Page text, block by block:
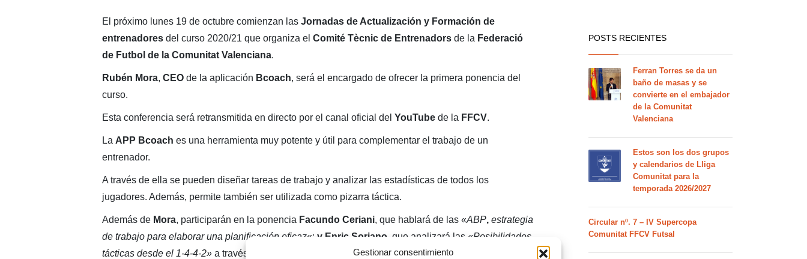
Gestionar consentimiento
El próximo lunes 19 de octubre comienzan las Jornadas de Actualización y Formación de
entrenadores del curso 2020/21 que organiza el Comité Tècnic de Entrenadorsde la Federació
de Futbol de la Comunitat Valenciana.
Rubén Mora, CEOde la aplicación Bcoach, será el encargado de ofrecer la primera ponencia del
curso.
Esta conferencia será retransmitida en directo por el canal oficial del YouTubede la FFCV.
La APP Bcoach es una herramienta muy potente y útil para complementar el trabajo de un
entrenador.
A través de ella se pueden diseñar tareas de trabajo y analizar las estadísticas de todos los
jugadores. Además, permite también ser utilizada como pizarra táctica.
Además de Mora, participarán en la ponencia Facundo Ceriani, que hablará de las «ABP, estrategia
de trabajo para elaborar una planificación eficaz«; y Enric Soriano , que analizará las «Posibilidades
tácticas desde el 1-4-4-2» a través de la pizarra
POSTS RECIENTES
Ferran Torres se da un
baño de masas y se
convierte en el embajador
de la Comunitat
Valenciana
Estos son los dos grupos
y calendarios de Lliga
Comunitat para la
temporada 2026/2027
Circular nº. 7 – IV Supercopa
Comunitat FFCV Futsal